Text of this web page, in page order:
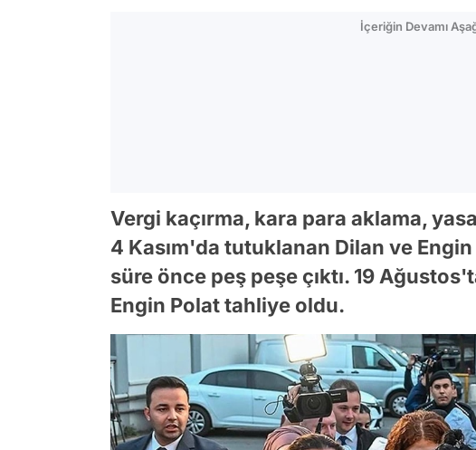
İçeriğin Devamı
Vergi kaçırma, kara para aklama,
4 Kasım'da tutuklanan Dilan ve
süre önce peş peşe çıktı. 19
Engin Polat tahliye oldu.